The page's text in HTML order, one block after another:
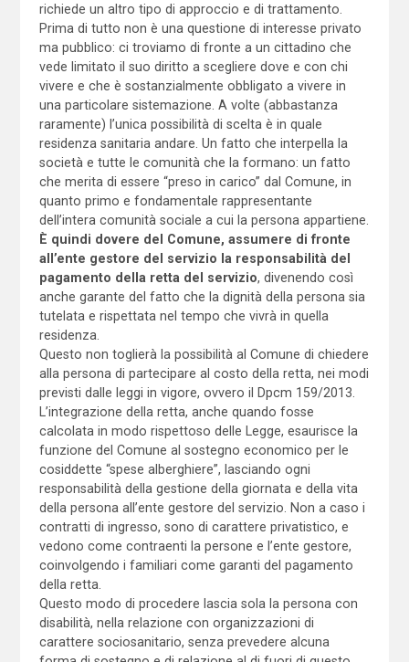
richiede un altro tipo di approccio e di trattamento.
Prima di tutto non è una questione di interesse privato
ma pubblico: ci troviamo di fronte a un cittadino che
vede limitato il suo diritto a scegliere dove e con chi
vivere e che è sostanzialmente obbligato a vivere in
una particolare sistemazione. A volte (abbastanza
raramente) l’unica possibilità di scelta è in quale
residenza sanitaria andare. Un fatto che interpella la
società e tutte le comunità che la formano: un fatto
che merita di essere “preso in carico” dal Comune, in
quanto primo e fondamentale rappresentante
dell’intera comunità sociale a cui la persona appartiene.
È quindi dovere del Comune, assumere di fronte
all’ente gestore del servizio la responsabilità del
pagamento della retta del servizio, divenendo così
anche garante del fatto che la dignità della persona sia
tutelata e rispettata nel tempo che vivrà in quella
residenza.
Questo non toglierà la possibilità al Comune di chiedere
alla persona di partecipare al costo della retta, nei modi
previsti dalle leggi in vigore, ovvero il Dpcm 159/2013.
L’integrazione della retta, anche quando fosse
calcolata in modo rispettoso delle Legge, esaurisce la
funzione del Comune al sostegno economico per le
cosiddette “spese alberghiere”, lasciando ogni
responsabilità della gestione della giornata e della vita
della persona all’ente gestore del servizio. Non a caso i
contratti di ingresso, sono di carattere privatistico, e
vedono come contraenti la persone e l’ente gestore,
coinvolgendo i familiari come garanti del pagamento
della retta.
Questo modo di procedere lascia sola la persona con
disabilità, nella relazione con organizzazioni di
carattere sociosanitario, senza prevedere alcuna